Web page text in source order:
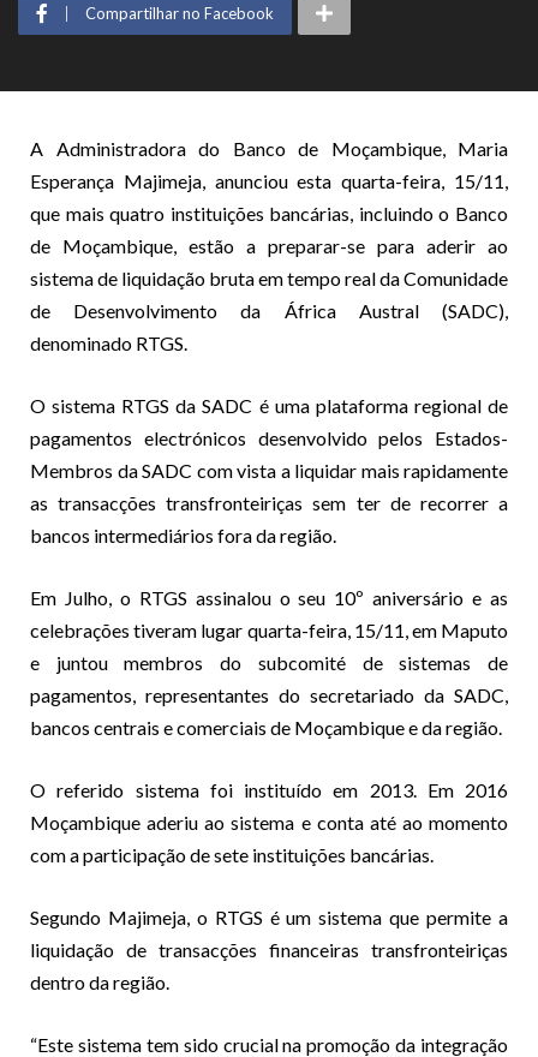
Compartilhar no Facebook
A Administradora do Banco de Moçambique, Maria
Esperança Majimeja, anunciou esta quarta-feira, 15/11,
que mais quatro instituições bancárias, incluindo o Banco
de Moçambique, estão a preparar-se para aderir ao
sistema de liquidação bruta em tempo real da Comunidade
de Desenvolvimento da África Austral (SADC),
denominado RTGS.
O sistema RTGS da SADC é uma plataforma regional de
pagamentos electrónicos desenvolvido pelos Estados-
Membros da SADC com vista a liquidar mais rapidamente
as transacções transfronteiriças sem ter de recorrer a
bancos intermediários fora da região.
Em Julho, o RTGS assinalou o seu 10º aniversário e as
celebrações tiveram lugar quarta-feira, 15/11, em Maputo
e juntou membros do subcomité de sistemas de
pagamentos, representantes do secretariado da SADC,
bancos centrais e comerciais de Moçambique e da região.
O referido sistema foi instituído em 2013. Em 2016
Moçambique aderiu ao sistema e conta até ao momento
com a participação de sete instituições bancárias.
Segundo Majimeja, o RTGS é um sistema que permite a
liquidação de transacções financeiras transfronteiriças
dentro da região.
“Este sistema tem sido crucial na promoção da integração